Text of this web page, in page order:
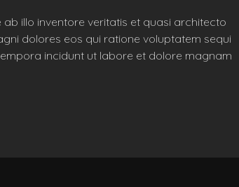
illo inventore veritatis et quasi architecto
dolores eos qui ratione voluptatem sequi
incidunt ut labore et dolore magnam